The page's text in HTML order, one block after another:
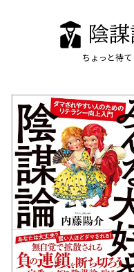
陰
ちょっと待て